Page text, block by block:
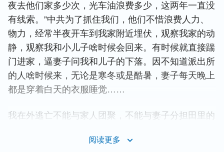
夜去他们家多少次，光车油浪费多少，这两年一直没
有线索。”中共为了抓住我们，他们不惜浪费人力、
物力，经常半夜开车到我家附近埋伏，观察我家的动
静，观察我和小儿子啥时候会回来。有时候就直接踹
门进家，逼妻子问我和儿子的下落。因不知道派出所
的人啥时候来，无论是寒冬或是酷暑，妻子每天晚上
都是穿着白天的衣服睡觉……
我在外逃亡不能与家人团聚，不能与妻子分担田里的
到我们为了信主被中共逼迫得家人四散，这种逃亡他
阅读更多